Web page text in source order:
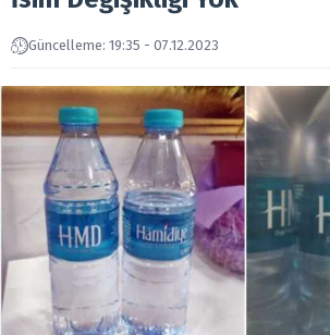
Güncelleme: 19:35 - 07.12.2023